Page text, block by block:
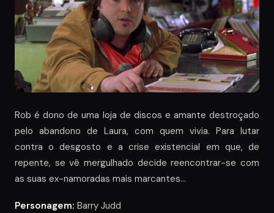
Rob é dono de uma loja de discos e amante destroçado
pelo abandono de Laura, com quem vivia. Para lutar
contra o desgosto e a crise existencial em que, de
repente, se vê mergulhado decide reencontrar-se com
as suas ex-namoradas mais marcantes…
Personagem: Barry Judd